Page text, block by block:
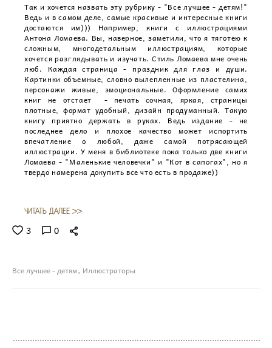
Так и хочется назвать эту рубрику - "Все лучшее - детям!"
Ведь и в самом деле, самые красивые и интересные книги
достаются им))) Например, книги с иллюстрациями
Антона Ломаева. Вы, наверное, заметили, что я тяготею к
сложным, многодетальным иллюстрациям, которые
хочется разглядывать и изучать. Стиль Ломаева мне очень
люб. Каждая страница - праздник для глаз и души.
Картинки объемные, словно вылепленные из пластелина,
персонажи живые, эмоциональные. Оформление самих
книг не отстает - печать сочная, яркая, страницы
плотные, формат удобный, дизайн продуманный. Такую
книгу приятно держать в руках. Ведь издание - не
последнее дело и плохое качество может испортить
впечатление о любой, даже самой потрясающей
иллюстрации. У меня в библиотеке пока только две книги
Ломаева - "Маленькие человечки" и "Кот в сапогах", но я
твердо намерена докупить все что есть в продаже))
ЧИТАТЬ ДАЛЕЕ >>
3 0
Все лучшее - детям Иллюстраторы